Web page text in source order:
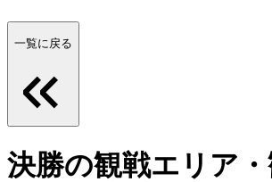
一覧に戻る
決勝の観戦エリア